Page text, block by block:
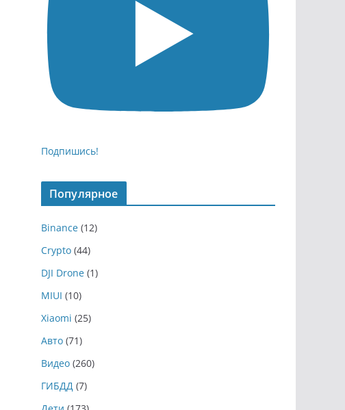
Подпишись!
Популярное
Binance (12)
Crypto (44)
DJI Drone (1)
MIUI (10)
Xiaomi (25)
Авто (71)
Видео (260)
ГИБДД (7)